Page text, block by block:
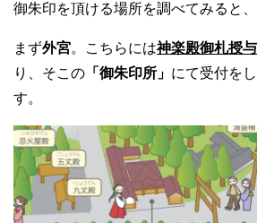
御朱印を頂ける場所を調べてみると、
まず外宮。こちらには神楽殿御札授
り、そこの 「御朱印所」 にて受付を
す。